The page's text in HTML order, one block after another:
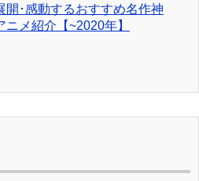
開･感動するおすすめ名作神
ニメ紹介【~2020年】